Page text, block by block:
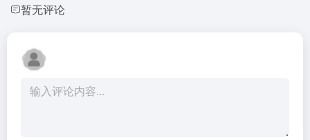
暂无评论